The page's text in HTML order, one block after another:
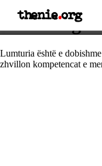
thenie.org
Thënie nga
Lumturia është e
zhvillon kompetencat e